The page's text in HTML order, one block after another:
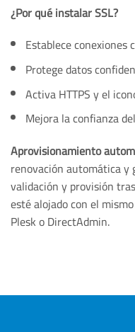
¿Por qué instalar SSL?
Establece
Protege datos
Activa HTTPS y el
Mejora la confianza
Aprovisionamiento
renovación automática y
validación y provisión
esté alojado con el
Plesk o DirectAdmin.